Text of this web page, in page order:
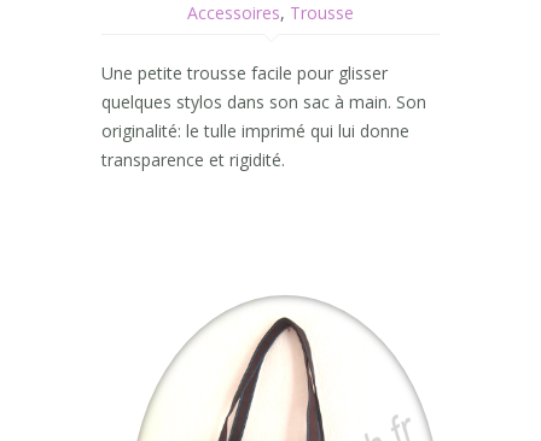
Accessoires, Trousse
Une petite trousse facile pour glisser
quelques stylos dans son sac à main. Son
originalité: le tulle imprimé qui lui donne
transparence et rigidité.